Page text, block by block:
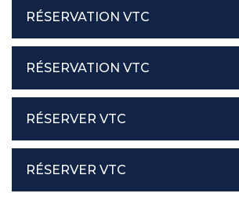
RÉSERVATION VTC
RÉSERVATION VTC
RÉSERVER VTC
RÉSERVER VTC